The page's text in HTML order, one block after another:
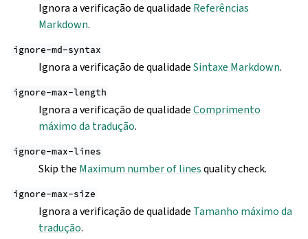
Ignora a verificação de qualidade Referências
Markdown.
ignore-md-syntax
Ignora a verificação de qualidadeSintaxe Markdown.
ignore-max-length
Ignora a verificação de qualidadeComprimento
máximo da tradução.
ignore-max-lines
Skip the Maximum number of linesquality check.
ignore-max-size
Ignora a verificação de qualidade Tamanho máximo da
tradução.